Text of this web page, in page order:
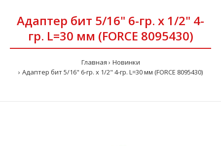
Адаптер бит 5/16" 6-гр. x 1/2" 4-
гр. L=30 мм (FORCE 8095430)
Главная
Новинки
Адаптер бит 5/16" 6-гр. x 1/2" 4-гр. L=30 мм (FORCE 8095430)